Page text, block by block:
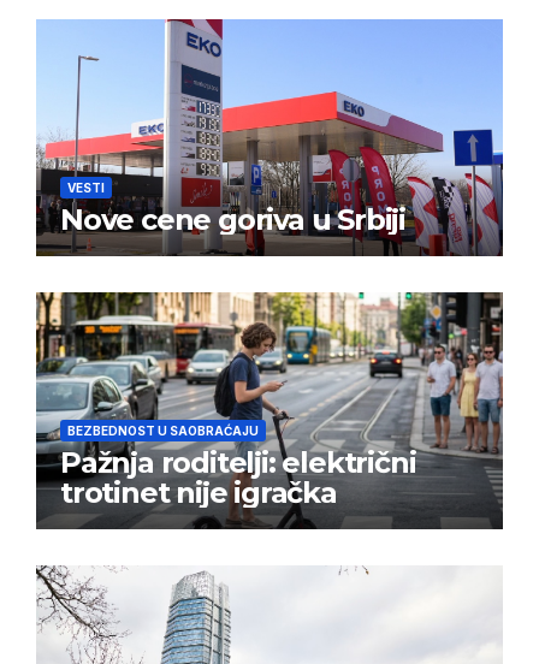
VESTI
Nove cene goriva u Srbiji
BEZBEDNOST U SAOBRAĆAJU
Pažnja roditelji: električni
trotinet nije igračka